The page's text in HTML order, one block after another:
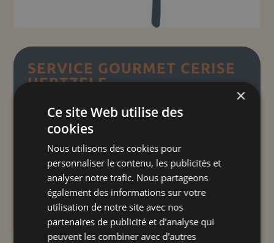
SERVICE GOURMET CERISE
HERTZELE
14,00€–16,00€Plage
prix :
14,00 €
à
16,00 €
TTC
Petits cœurs d'Alsace"
Craquez pour nos assiettes gourmandes et
gourmets en céramique artisanale,
conçues pour magnifier vos créations
culinaires tout en offrant une
présentation raffinée et élégante.
×
Ce site Web utilise des
cookies
Nous utilisons des cookies pour
personnaliser le contenu, les publicités et
analyser notre trafic. Nous partageons
également des informations sur votre
utilisation de notre site avec nos
partenaires de publicité et d'analyse qui
peuvent les combiner avec d'autres